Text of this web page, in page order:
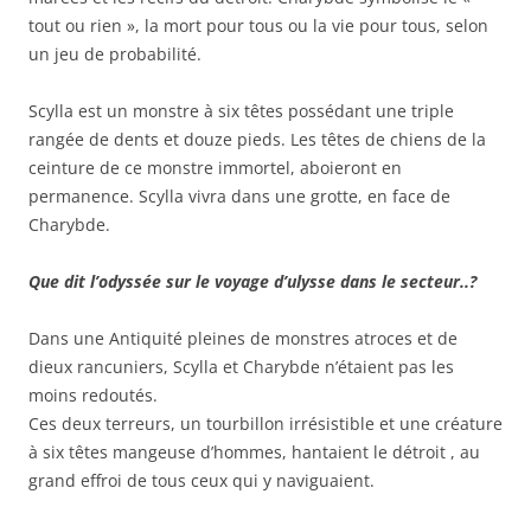
tout ou rien », la mort pour tous ou la vie pour tous, selon
un jeu de probabilité.
Scylla est un monstre à six têtes possédant une triple
rangée de dents et douze pieds. Les têtes de chiens de la
ceinture de ce monstre immortel, aboieront en
permanence. Scylla vivra dans une grotte, en face de
Charybde.
Que dit l’odyssée sur le voyage d’ulysse dans le secteur..?
Dans une Antiquité pleines de monstres atroces et de
dieux rancuniers, Scylla et Charybde n’étaient pas les
moins redoutés.
Ces deux terreurs, un tourbillon irrésistible et une créature
à six têtes mangeuse d’hommes, hantaient le détroit , au
grand effroi de tous ceux qui y naviguaient.